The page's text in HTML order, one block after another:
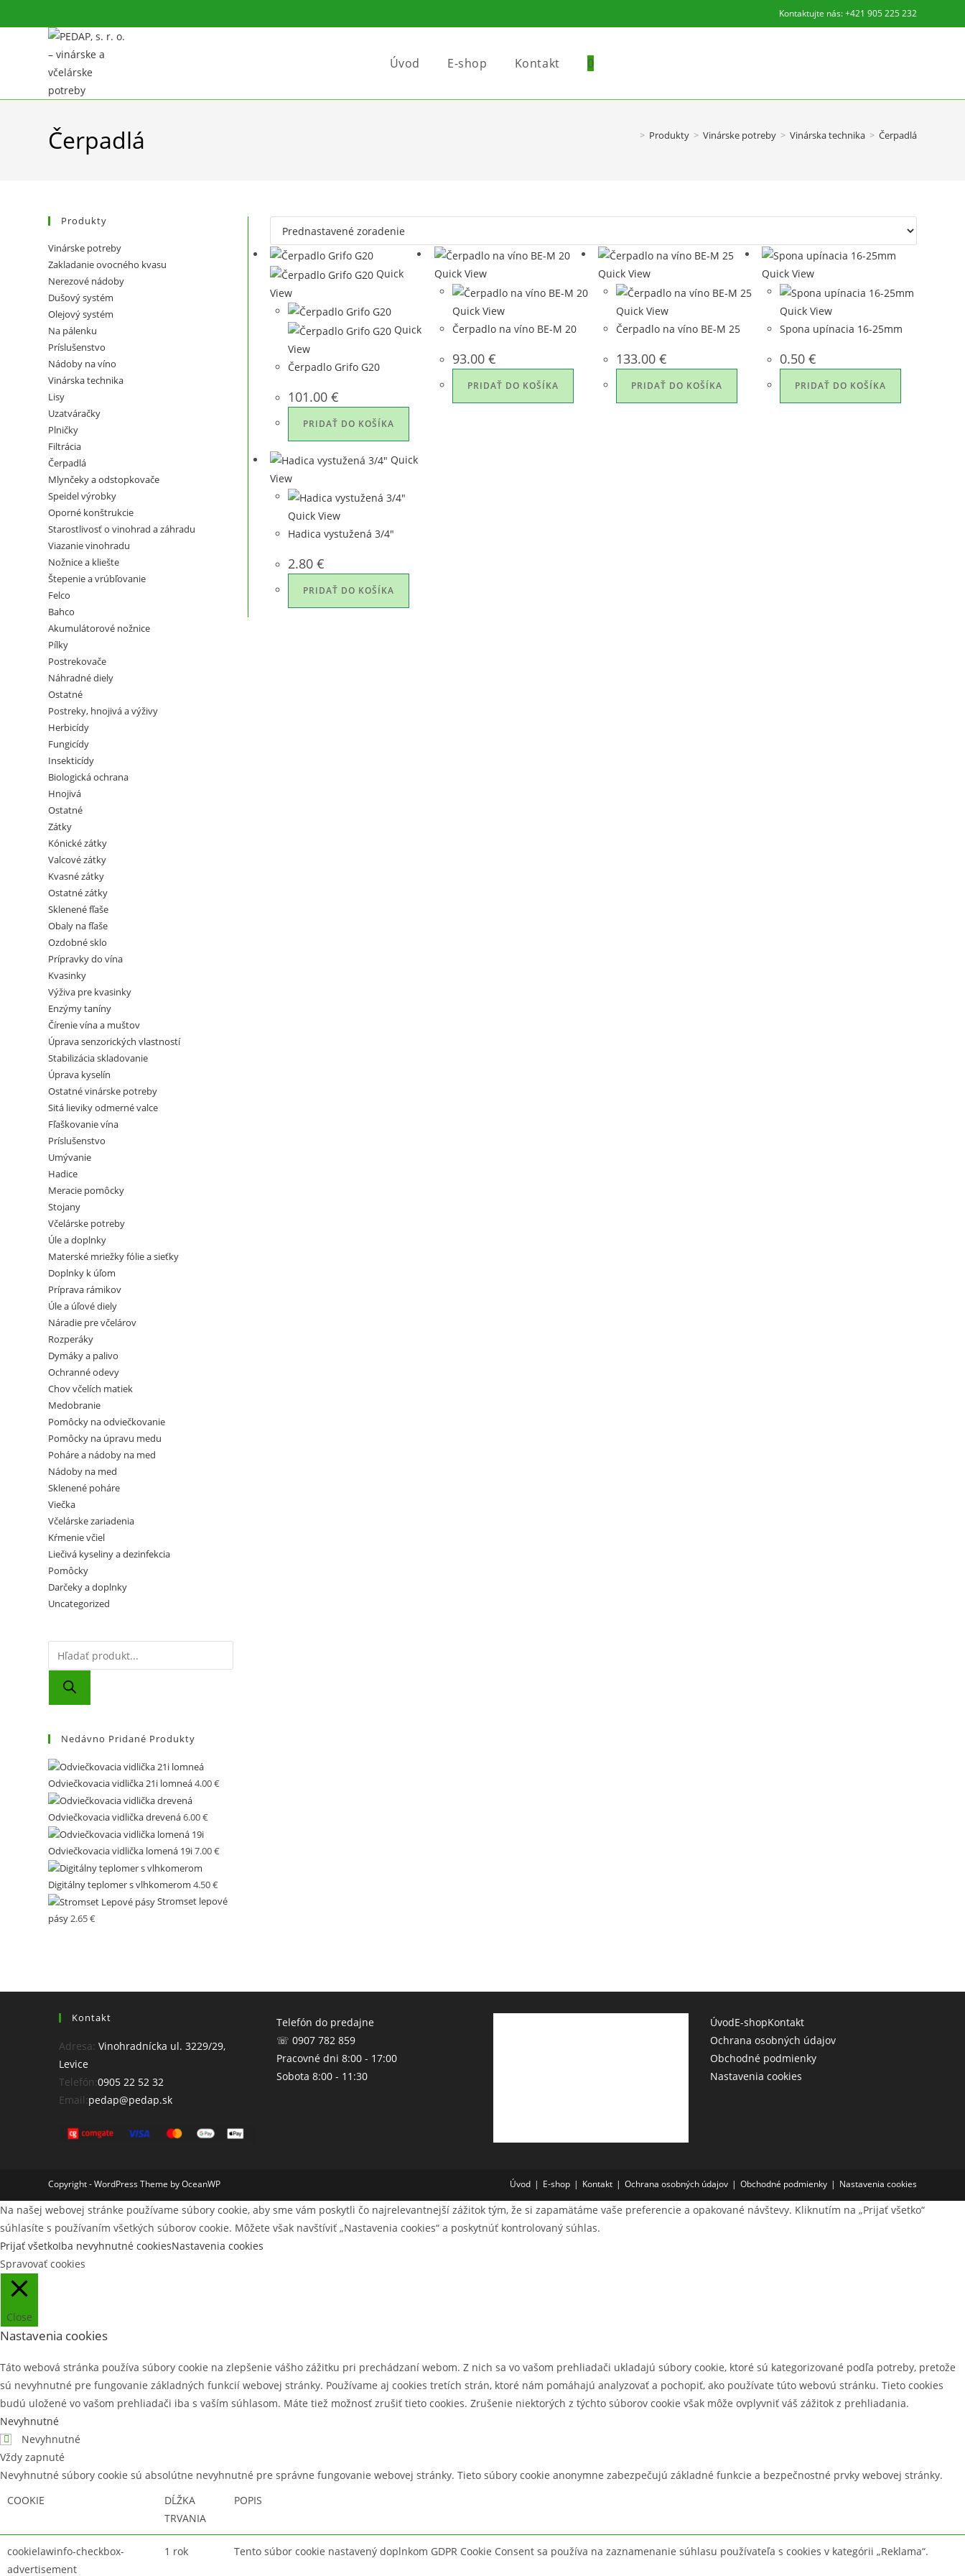
to
Kontaktujte nás: +421 905 225 232
Úvod E-shop Kontakt 0
website
Čerpadlá > Produkty > Vinárske potreby > Vinárska technika > Čerpadlá
Quick
View
Quick
View
Čerpadlo Grifo G20
101.00€
PRIDAŤ DO KOŠÍKA
Quick View
Quick View
Čerpadlo na víno BE-M 20
93.00 €
PRIDAŤ DO KOŠÍKA
Quick View
Quick View
Čerpadlo na víno BE-M 25
133.00 €
PRIDAŤ DO KOŠÍKA
Quick View
Quick View
Spona upínacia 16-25mm
0.50€
PRIDAŤ DO KOŠÍKA
Quick
View
Quick View
Hadica vystužená 3/4″
2.80€
PRIDAŤ DO KOŠÍKA
Produkty
Vinárske potreby
Zakladanie ovocného kvasu
Nerezové nádoby
Dušový systém
Olejový systém
Na pálenku
Príslušenstvo
Nádoby na víno
Vinárska technika
Lisy
Uzatváračky
Plničky
Filtrácia
Čerpadlá
Mlynčeky a odstopkovače
Speidel výrobky
Oporné konštrukcie
Starostlivosť o vinohrad a záhradu
Viazanie vinohradu
Nožnice a kliešte
Štepenie a vrúbľovanie
Felco
Bahco
Akumulátorové nožnice
Pílky
Postrekovače
Náhradné diely
Ostatné
Postreky, hnojivá a výživy
Herbicídy
Fungicídy
Insekticídy
Biologická ochrana
Hnojivá
Ostatné
Zátky
Kónické zátky
Valcové zátky
Kvasné zátky
Ostatné zátky
Sklenené fľaše
Obaly na fľaše
Ozdobné sklo
Prípravky do vína
Kvasinky
Výživa pre kvasinky
Enzýmy taníny
Čírenie vína a muštov
Úprava senzorických vlastností
Stabilizácia skladovanie
Úprava kyselín
Ostatné vinárske potreby
Sitá lieviky odmerné valce
Fľaškovanie vína
Príslušenstvo
Umývanie
Hadice
Meracie pomôcky
Stojany
Včelárske potreby
Úle a doplnky
Materské mriežky fólie a sieťky
Doplnky k úľom
Príprava rámikov
Úle a úľové diely
Náradie pre včelárov
Rozperáky
Dymáky a palivo
Ochranné odevy
Chov včelích matiek
Medobranie
Pomôcky na odviečkovanie
Pomôcky na úpravu medu
Poháre a nádoby na med
Nádoby na med
Sklenené poháre
Viečka
Včelárske zariadenia
Kŕmenie včiel
Liečivá kyseliny a dezinfekcia
Pomôcky
Darčeky a doplnky
Uncategorized
Products
search
Nedávno Pridané Produkty
Odviečkovacia vidlička 21i lomneá4.00€
Odviečkovacia vidlička drevená6.00€
Odviečkovacia vidlička lomená 19i7.00€
Digitálny teplomer s vlhkomerom 4.50€
Stromset lepové
pásy2.65€
Kontakt
Adresa:Vinohradnícka ul. 3229/29,
Levice
Telefón:0905 22 52 32
in
application
Email:pedap@pedap.skOpens
your
Telefón do predajne
☏ 0907 782 859
Pracovné dni 8:00 - 17:00
Sobota 8:00 - 11:30
ÚvodE-shopKontakt
Ochrana osobných údajov
Obchodné podmienky
Nastavenia cookies
Úvod E-shop Kontakt Ochrana osobných údajov Obchodné podmienky Nastavenia cookies
Copyright - WordPress Theme by OceanWP
Na našej webovej stránke používame súbory cookie, aby sme vám poskytli čo najrelevantnejší zážitok tým, že si zapamätáme vaše preferencie a opakované návštevy. Kliknutím na „Prijať všetko“
súhlasíte s používaním všetkých súborov cookie. Môžete však navštíviť „Nastavenia cookies“ a poskytnúť kontrolovaný súhlas.
Prijať všetkoIba nevyhnutné cookiesNastavenia cookies
Spravovať cookies
Close
Nastavenia cookies
Táto webová stránka používa súbory cookie na zlepšenie vášho zážitku pri prechádzaní webom. Z nich sa vo vašom prehliadači ukladajú súbory cookie, ktoré sú kategorizované podľa potreby, pretože
sú nevyhnutné pre fungovanie základných funkcií webovej stránky. Používame aj cookies tretích strán, ktoré nám pomáhajú analyzovať a pochopiť, ako používate túto webovú stránku. Tieto cookies
budú uložené vo vašom prehliadači iba s vaším súhlasom. Máte tiež možnosť zrušiť tieto cookies. Zrušenie niektorých z týchto súborov cookie však môže ovplyvniť váš zážitok z prehliadania.
Nevyhnutné
Nevyhnutné
Vždy zapnuté
Nevyhnutné súbory cookie sú absolútne nevyhnutné pre správne fungovanie webovej stránky. Tieto súbory cookie anonymne zabezpečujú základné funkcie a bezpečnostné prvky webovej stránky.
COOKIE
DĹŽKA
TRVANIA
POPIS
cookielawinfo-checkbox-
advertisement
1 rok Tento súbor cookie nastavený doplnkom GDPR Cookie Consent sa používa na zaznamenanie súhlasu používateľa s cookies v kategórii „Reklama“.